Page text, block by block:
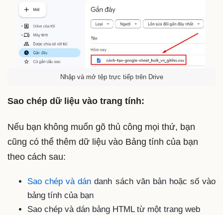
Nhập và mở tệp trực tiếp trên Drive
Sao chép dữ liệu vào trang tính:
Nếu bạn không muốn gõ thủ công mọi thứ, bạn
cũng có thể thêm dữ liệu vào Bảng tính của bạn
theo cách sau:
Sao chép và dán danh sách văn bản hoặc số vào
bảng tính của bạn
Sao chép và dán bảng HTML từ một trang web